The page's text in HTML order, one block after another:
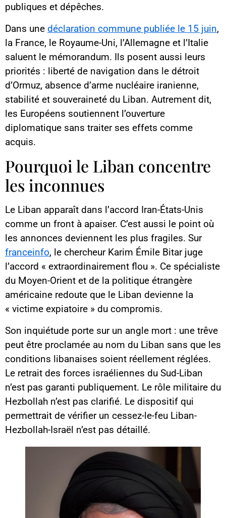
publiques et dépêches.
Dans une déclaration commune publiée le 15 juin,
la France, le Royaume-Uni, l’Allemagne et l’Italie
saluent le mémorandum. Ils posent aussi leurs
priorités : liberté de navigation dans le détroit
d’Ormuz, absence d’arme nucléaire iranienne,
stabilité et souveraineté du Liban. Autrement dit,
les Européens soutiennent l’ouverture
diplomatique sans traiter ses effets comme
acquis.
Pourquoi le Liban concentre
les inconnues
Le Liban apparaît dans l’accord Iran-États-Unis
comme un front à apaiser. C’est aussi le point où
les annonces deviennent les plus fragiles. Sur
franceinfo, le chercheur Karim Émile Bitar juge
l’accord « extraordinairement flou ». Ce spécialiste
du Moyen-Orient et de la politique étrangère
américaine redoute que le Liban devienne la
« victime expiatoire » du compromis.
Son inquiétude porte sur un angle mort : une trêve
peut être proclamée au nom du Liban sans que les
conditions libanaises soient réellement réglées.
Le retrait des forces israéliennes du Sud-Liban
n’est pas garanti publiquement. Le rôle militaire du
Hezbollah n’est pas clarifié. Le dispositif qui
permettrait de vérifier un cessez-le-feu Liban-
Hezbollah-Israël n’est pas détaillé.